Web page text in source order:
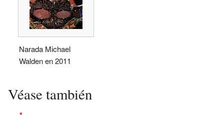
Narada Michael
Walden en 2011
Véase también